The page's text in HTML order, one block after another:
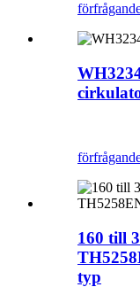
förfrågan
förfrågan
160 till
typ